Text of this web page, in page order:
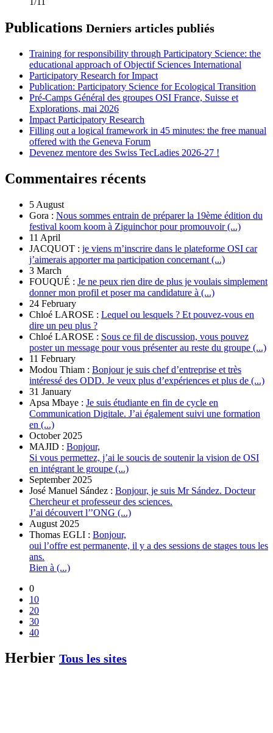
Publications Derniers articles publiés
Training for responsibility through Participatory Science: the
educational approach of Objectif Sciences International
Participatory Research for Impact
Publication: Participatory Science for Ecological Transition
Pré-Camps Général des groupes OSI France, Suisse et
Explorations, mai 2026
Impact Participatory Research
Filling out a logical framework in 45 minutes: the free manual
offered with the Geneva Forum
Devenez mentore des Swiss TecLadies 2026-27 !
Commentaires récents
5 August
Gora : Nous sommes entrain de préparer la 19ème édition du
festival koom koom à Ziguinchor pour promouvoir (...)
11 April
JACQUOT : je viens m’inscrire dans le plateforme OSI car
j’aimerais apporter ma participation concernant (...)
3 March
FOUQUÉ : Je ne peux rien dire de plus je voulais simplement
donner mon profil et poser ma candidature à (...)
24 February
Chloé LAROSE : Lequel ou lesquels ? Et pouvez-vous en
dire un peu plus ?
Chloé LAROSE : Sous ce fil de discussion, vous pouvez
poster un message pour vous présenter au reste du groupe (...)
11 February
Modou Thiam : Bonjour je suis chef d’entreprise et très
intéressé des ODD. Je veux plus d’expériences et plus de (...)
31 January
Apsa Mbaye : Je suis étudiante en fin de cycle en
Communication Digitale. J’ai également suivi une formation
en (...)
October 2025
MAJID : Bonjour,
Si vous permettez, j’ai le soucis de soutenir la vision de OSI
en intégrant le groupe (...)
September 2025
José Manuel Sández : Bonjour, je suis Mr Sández. Docteur
Chercheur et professeur des sciences.
J’ai découvert l’’ONG (...)
August 2025
Thomas EGLI : Bonjour,
oui l’offre est permanente, il y a des sessions de stages tous les
ans.
Bien à (...)
0
10
20
30
40
Herbier Tous les sites